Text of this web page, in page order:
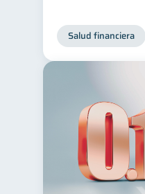
Salud financiera